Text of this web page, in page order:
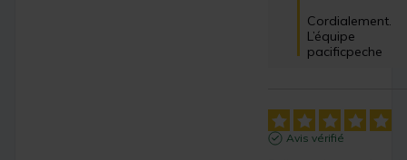
Cordialement.
L’équipe
pacificpeche
Avis vérifié